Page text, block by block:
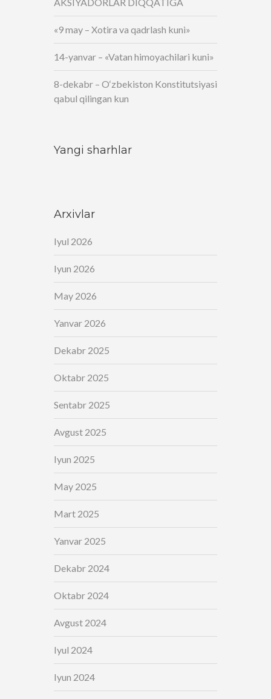
«9 may – Xotira va qadrlash kuni»
14-yanvar – «Vatan himoyachilari kuni»
8-dekabr – O‘zbekiston Konstitutsiyasi
qabul qilingan kun
Yangi sharhlar
Arxivlar
Iyul 2026
Iyun 2026
May 2026
Yanvar 2026
Dekabr 2025
Oktabr 2025
Sentabr 2025
Avgust 2025
Iyun 2025
May 2025
Mart 2025
Yanvar 2025
Dekabr 2024
Oktabr 2024
Avgust 2024
Iyul 2024
Iyun 2024